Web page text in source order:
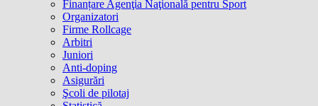
Finanțare Agenţia Naţională pentru Sport
Organizatori
Firme Rollcage
Arbitri
Juniori
Anti-doping
Asigurări
Şcoli de pilotaj